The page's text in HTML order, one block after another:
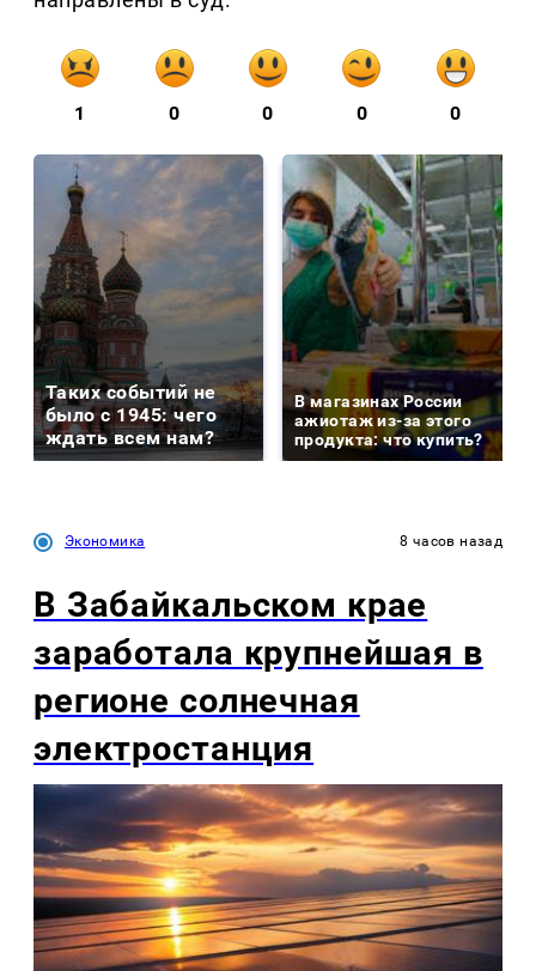
1 0 0 0 0
Таких событий не
было с 1945: чего
ждать всем нам?
В магазинах России
ажиотаж из-за этого
продукта: что купить?
Экономика 8 часов назад
В Забайкальском крае
заработала крупнейшая в
регионе солнечная
электростанция